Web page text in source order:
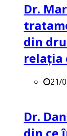
Dr.
din
relația
21/
Dr.
din ce